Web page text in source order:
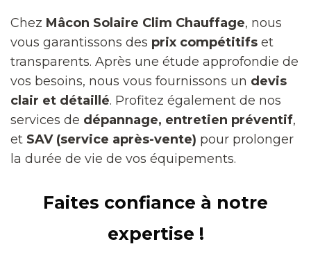
Chez Mâcon Solaire Clim Chauffage, nous
vous garantissons des prix compétitifs et
transparents. Après une étude approfondie de
vos besoins, nous vous fournissons un devis
clair et détaillé. Profitez également de nos
services de dépannage, entretien préventif,
et SAV (service après-vente) pour prolonger
la durée de vie de vos équipements.
Faites confiance à notre
expertise !